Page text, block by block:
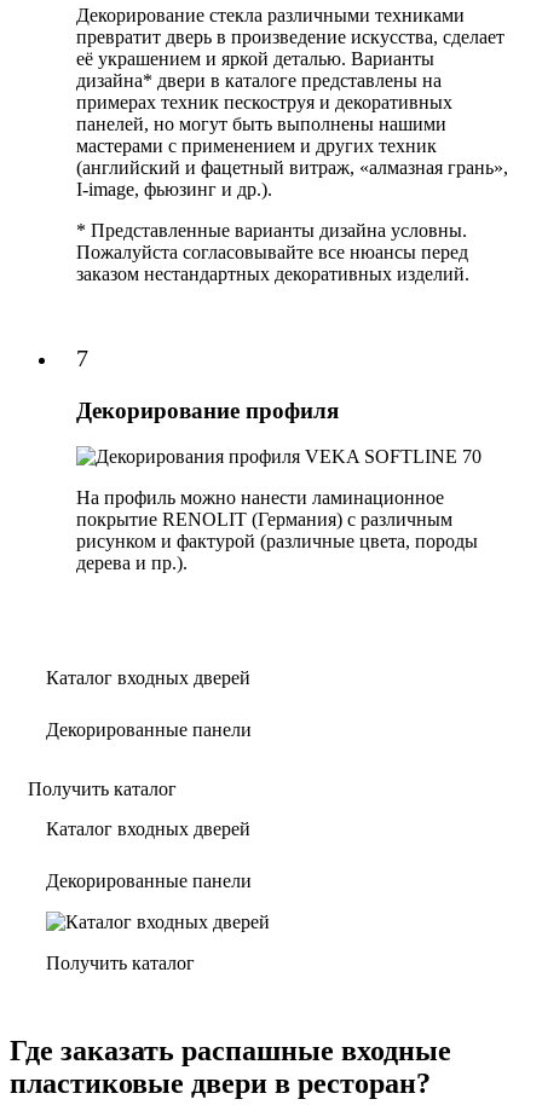
Декорирование стекла различными техниками
превратит дверь в произведение искусства, сделает
её украшением и яркой деталью. Варианты
дизайна* двери в каталоге представлены на
примерах техник пескоструя и декоративных
панелей, но могут быть выполнены нашими
мастерами с применением и других техник
(английский и фацетный витраж, «алмазная грань»,
I-image, фьюзинг и др.).
* Представленные варианты дизайна условны.
Пожалуйста согласовывайте все нюансы перед
заказом нестандартных декоративных изделий.
7
Декорирование профиля
На профиль можно нанести ламинационное
покрытие RENOLIT (Германия) с различным
рисунком и фактурой (различные цвета, породы
дерева и пр.).
Каталог входных дверей
Декорированные панели
Получить каталог
Каталог входных дверей
Декорированные панели
Получить каталог
Где заказать распашные входные
пластиковые двери в ресторан?